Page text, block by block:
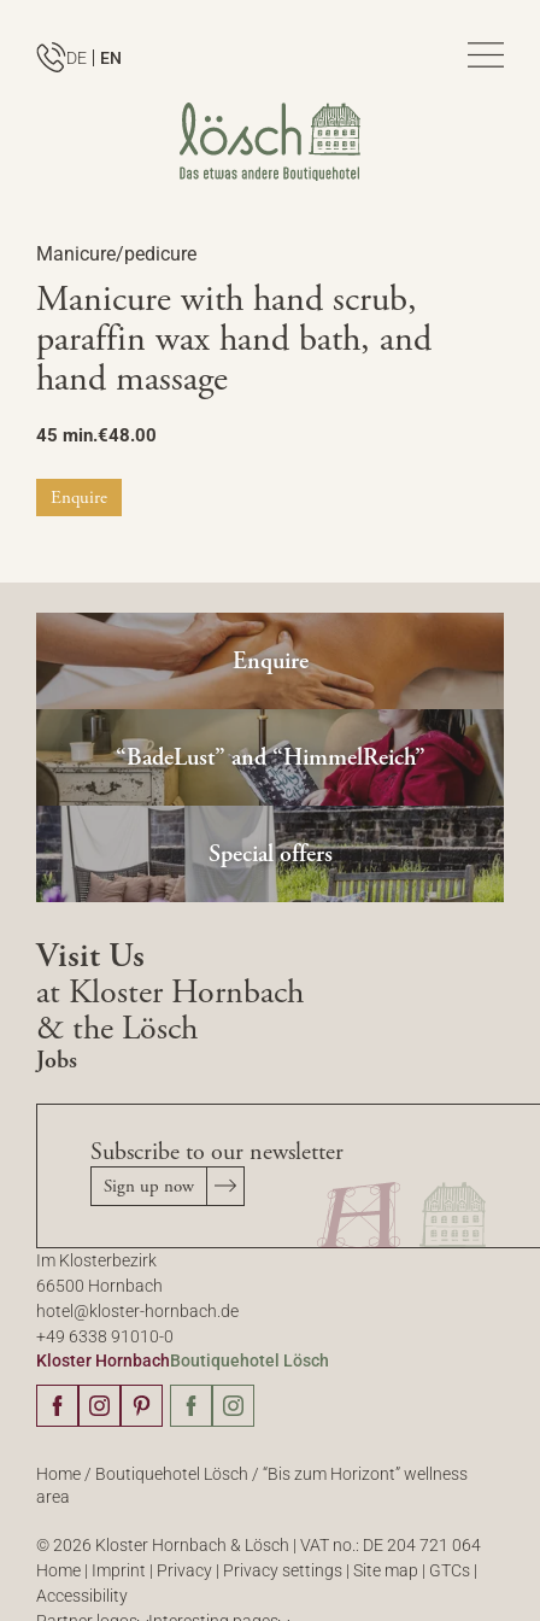
DE EN
Manicure/pedicure
Manicure with hand scrub,
paraffin wax hand bath, and
hand massage
45 min.€48.00
Enquire
Enquire
“BadeLust” and “HimmelReich”
Special offers
Visit Us
at Kloster Hornbach
& the Lösch
Jobs
Im Klosterbezirk
66500 Hornbach
hotel@kloster-hornbach. de
+49 6338 91010-0
Kloster HornbachBoutiquehotel Lösch
Subscribe to our newsletter
Sign up now
Home / Boutiquehotel Lösch / “Bis zum Horizont” wellness
area
© 2026 Kloster Hornbach & Lösch | VAT no.: DE 204 721 064
Home | Imprint | Privacy | Privacy settings | Site map | GTCs |
Accessibility